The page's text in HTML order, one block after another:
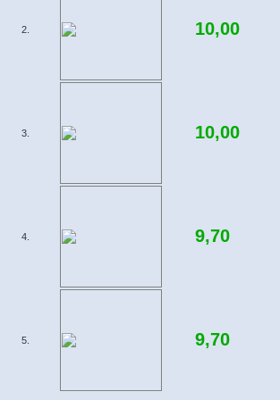
2. 10,00
3. 10,00
4. 9,70
5. 9,70